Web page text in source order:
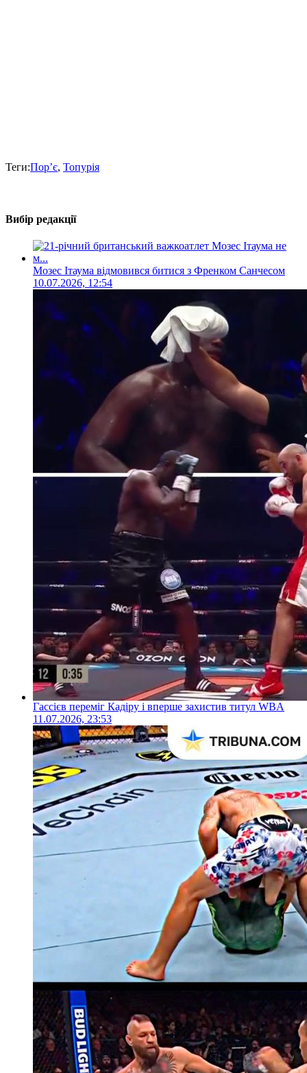
Теги:Пор’є, Топурія
Вибір редакції
Мозес Ітаума відмовився битися з Френком Санчесом
10.07.2026, 12:54
Гассієв переміг Кадіру і вперше захистив титул WBA
11.07.2026, 23:53